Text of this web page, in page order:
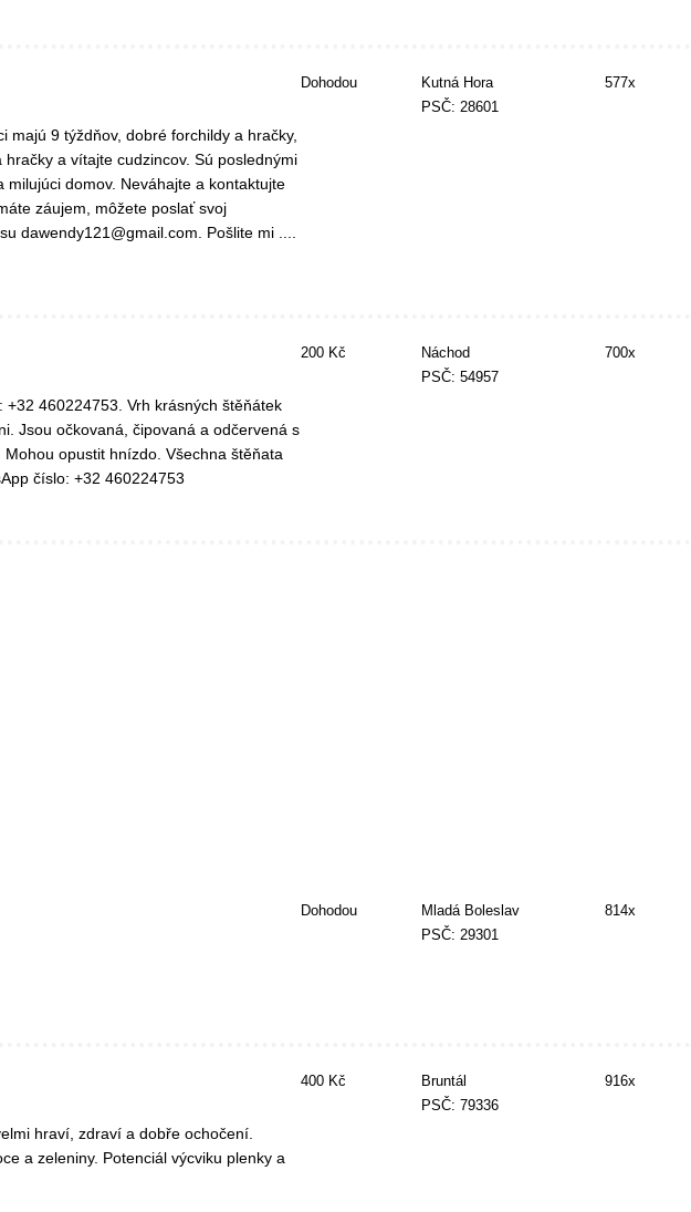
majú 9 týždňov, dobré forchildy a hračky,
a vítajte cudzincov. Sú poslednými
domov. Neváhajte a kontaktujte
záujem, môžete poslať svoj
dawendy121@gmail.com. Pošlite mi ....
Dohodou
Kutná Hora
PSČ: 28601
577x
460224753. Vrh krásných štěňátek
Jsou očkovaná, čipovaná a odčervená s
opustit hnízdo. Všechna štěňata
číslo: +32 460224753
200 Kč
Náchod
PSČ: 54957
700x
Dohodou
Mladá Boleslav
PSČ: 29301
814x
hraví, zdraví a dobře ochočení.
a zeleniny. Potenciál výcviku plenky a
400 Kč
Bruntál
PSČ: 79336
916x